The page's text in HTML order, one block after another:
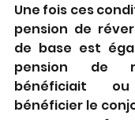
Une fois ces
pension de
de base est
pension de
bénéficiait
bénéficier le